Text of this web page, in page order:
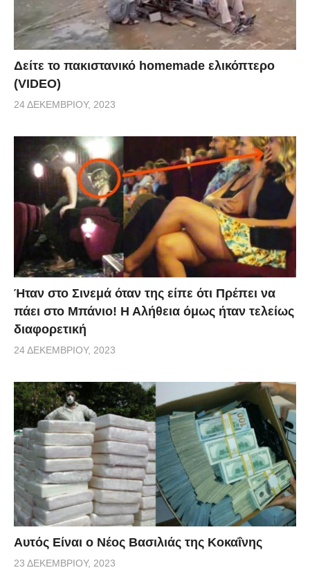
Δείτε το πακιστανικό homemade ελικόπτερο
(VIDEO)
24 ΔΕΚΕΜΒΡΊΟΥ, 2023
Ήταν στο Σινεμά όταν της είπε ότι Πρέπει να
πάει στο Μπάνιο! Η Αλήθεια όμως ήταν τελείως
διαφορετική
24 ΔΕΚΕΜΒΡΊΟΥ, 2023
Αυτός Είναι ο Νέος Βασιλιάς της Κοκαΐνης
23 ΔΕΚΕΜΒΡΊΟΥ, 2023